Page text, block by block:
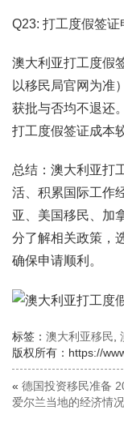
Q23: 打工度假签证
澳大利亚打工度假
以移民局官网为准
获批与否均不退还
打工度假签证成本
总结：澳大利亚打
活、积累国际工作
亚、美国移民、加
分了解相关政策，
确保申请顺利。
标签： 澳大利亚移民
版权所有：https://
« 德国投资移民准备
爱尔兰当地的经济情况